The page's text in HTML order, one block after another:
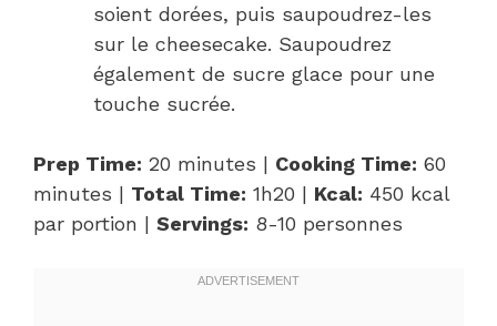
soient dorées, puis saupoudrez-les
sur le cheesecake. Saupoudrez
également de sucre glace pour une
touche sucrée.
Prep Time: 20 minutes | Cooking Time: 60
minutes | Total Time: 1h20 | Kcal: 450 kcal
par portion | Servings: 8-10 personnes